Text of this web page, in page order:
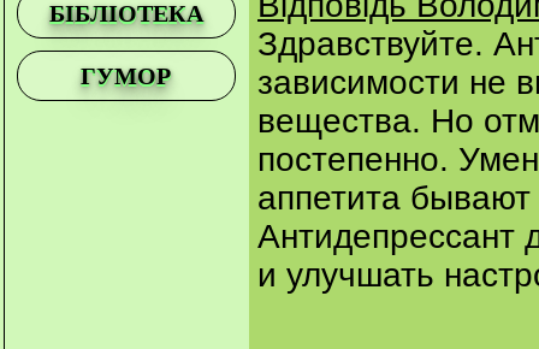
БІБЛІОТЕКА
ГУМОР
Здравствуйте.
зависимости не
вещества. Но
постепенно.
аппетита
Антидепрессант
и улучшать